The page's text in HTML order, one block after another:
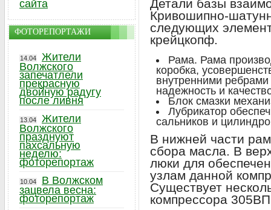
Детали базы
Кривошипно-
следующих
крейцкопф.
Рама. Рама
коробка,
внутренними
надежность и
Блок смазки
Лубрикатор
сальников и
В нижней части
сбора масла. В
люки для
узлам данной
Существует
компрессора
сайта
ФОТОРЕПОРТАЖИ
14.04
Жители
Волжского
запечатлели
прекрасную
двойную радугу
после ливня
13.04
Жители
Волжского
празднуют
пахсальную
неделю:
фоторепортаж
10.04
В Волжском
зацвела весна:
фоторепортаж